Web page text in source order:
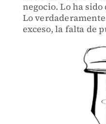
negocio. Lo ha
Lo
exceso, la falta de